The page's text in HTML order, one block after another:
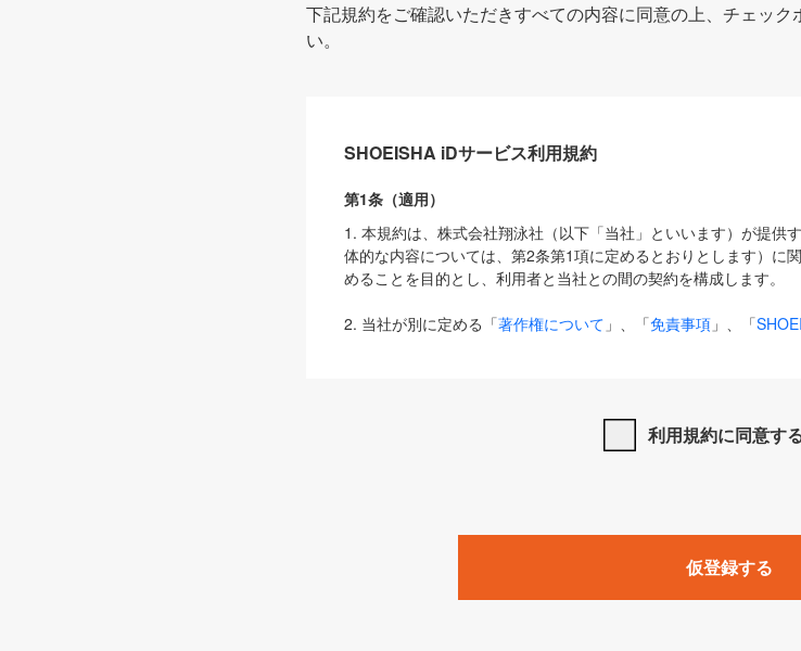
下記規約をご確認いただきすべての内容に同意の上、チェッ
い。
SHOEISHA iDサービス利用規約
第1条（適用）
1. 本規約は、株式会社翔泳社（以下「当社」といいます）が提供
体的な内容については、第2条第1項に定めるとおりとします）に
めることを目的とし、利用者と当社との間の契約を構成します。
2. 当社が別に定める「著作権について 」、「免責事項 」、「
は、本規約の規定が優先して適用されるものとします。
1. 「本サービス」とは、当社が提供する以下のサービス（名称や
みます）及びこれらサービスに関連して当社が実施するイベント
「SEBook」「SEShop」「CodeZine」「MarkeZine」「
利用規約に同意す
仮登録する